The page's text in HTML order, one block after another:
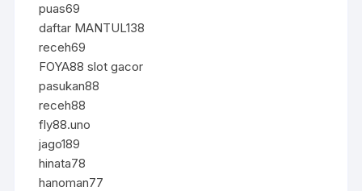
puas69
daftar MANTUL138
receh69
FOYA88 slot gacor
pasukan88
receh88
fly88.uno
jago189
hinata78
hanoman77